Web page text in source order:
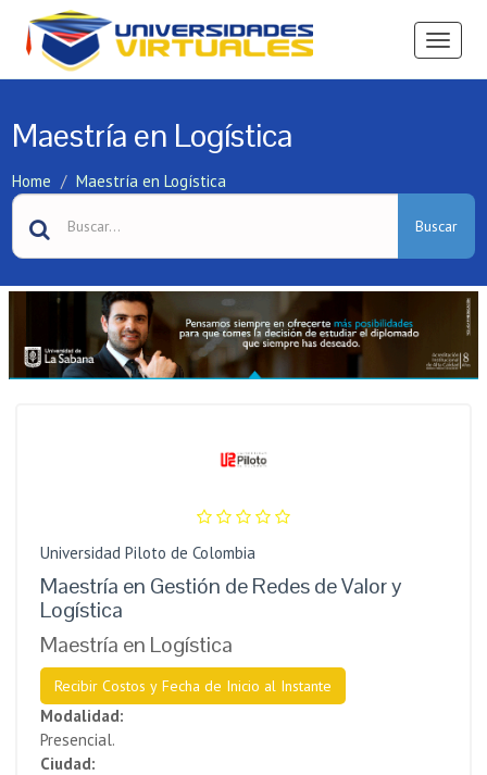
Ver
Maestría en Logística
Home Maestría en Logística
Buscar
Universidad Piloto de Colombia
Maestría en Gestión de Redes de Valor y
Logística
Maestría en Logística
Recibir Costos y Fecha de Inicio al Instante
Modalidad:
Presencial.
Ciudad: